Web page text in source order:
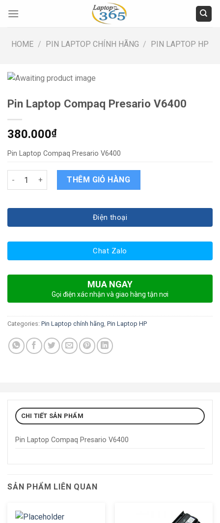
HOME / PIN LAPTOP CHÍNH HÃNG / PIN LAPTOP HP
Pin Laptop Compaq Presario V6400
380.000₫
Pin Laptop Compaq Presario V6400
Pin Laptop Compaq Presario V6400 quantity
THÊM GIỎ HÀNG
Điện thoại
Chat Zalo
MUA NGAY
Gọi điện xác nhận và giao hàng tận nơi
Categories: Pin Laptop chính hãng, Pin Laptop HP
CHI TIẾT SẢN PHẨM
Pin Laptop Compaq Presario V6400
SẢN PHẨM LIÊN QUAN